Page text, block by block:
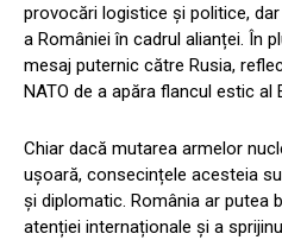
provocări logistice și politice,
a României în cadrul alianței. În
mesaj puternic către Rusia,
NATO de a apăra flancul estic al
Chiar dacă mutarea armelor
ușoară, consecințele acesteia
și diplomatic. România ar putea
atenției internaționale și a